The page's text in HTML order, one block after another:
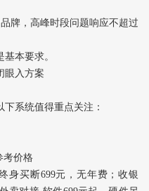
牌，高峰时段问题响应不超过
本要求。
眼入方案
系统值得重点关注：
考价格
身买断699元，无年费；收银